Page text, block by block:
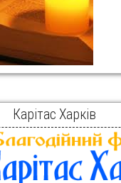
Карітас Харків